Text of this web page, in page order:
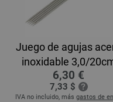
Juego de agujas
inoxidable 3,0/
6,30 €
7,33 $
IVA no incluido, más gastos de